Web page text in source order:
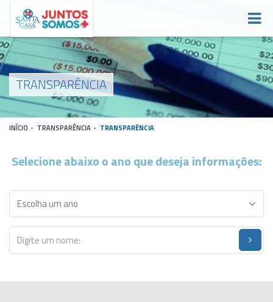
TRANSPARÊNCIA
INÍCIO - TRANSPARÊNCIA - TRANSPARÊNCIA
Selecione abaixo o ano que deseja informações: